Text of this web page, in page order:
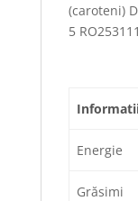
(caroteni)
5
Energie
Grăsimi